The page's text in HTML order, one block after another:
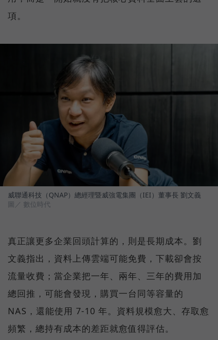
項。
威聯通科技（QNAP）總經理暨威強電集團（IEI）董事長 劉文義
圖／ 數位時代
真正讓更多企業回頭計算的，則是長期成本。劉
文義指出，資料上傳雲端可能免費，下載卻會按
流量收費；當企業把一年、兩年、三年的費用加
總回推，可能會發現，購買一台同等容量的
NAS，還能使用 7-10 年。資料規模愈大、存取愈
頻繁，總持有成本的差距就愈值得評估。